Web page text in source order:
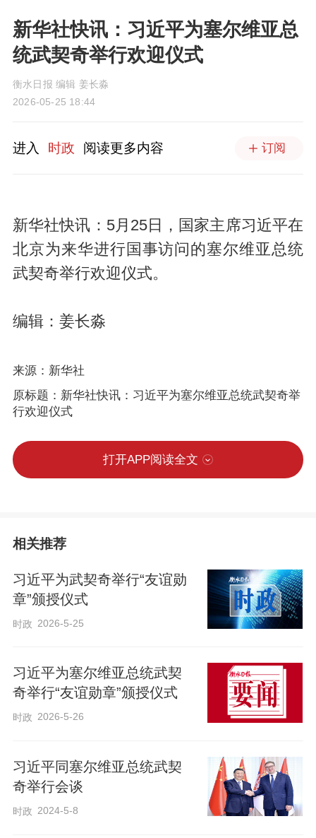
新华社快讯：习近平为塞尔维亚总
统武契奇举行欢迎仪式
衡水日报 编辑 姜长淼
2026-05-25 18:44
进入 时政 阅读更多内容 订阅
新华社快讯：5月25日，国家主席习近平在
北京为来华进行国事访问的塞尔维亚总统
武契奇举行欢迎仪式。
编辑：姜长淼
来源：新华社
原标题：新华社快讯：习近平为塞尔维亚总统武契奇举
行欢迎仪式
打开APP阅读全文
相关推荐
习近平为武契奇举行“友谊勋
章”颁授仪式
时政 2026-5-25
习近平为塞尔维亚总统武契
奇举行“友谊勋章”颁授仪式
时政 2026-5-26
习近平同塞尔维亚总统武契
奇举行会谈
时政 2024-5-8